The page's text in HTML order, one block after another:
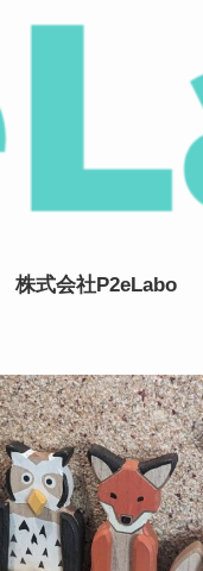
株式会社P2eLabo